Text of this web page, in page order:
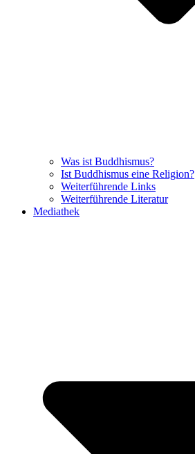
Was ist Buddhismus?
Ist Buddhismus eine Religion?
Weiterführende Links
Weiterführende Literatur
Mediathek